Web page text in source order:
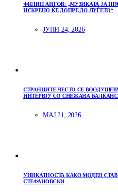
ФИЛИП АНГОВ: „МУЗИКАТА ЈА
ИСКРЕНО ЌЕ ДОПРЕ ДО ЛУЃЕТО“
ЈУНИ 24, 2026
СТРАНЦИТЕ ЧЕСТО СЕ
ИНТЕРВЈУ СО СНЕЖАНА
МАЈ 21, 2026
УНИКАТНОСТА КАКО МОДЕН
СТЕФАНОВСКИ